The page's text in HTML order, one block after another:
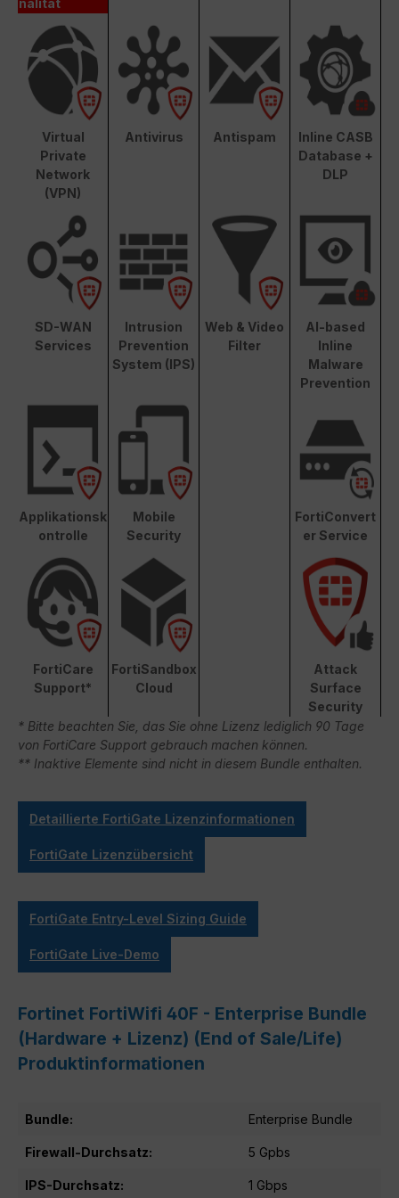
nalität
Virtual
Private
Network
(VPN)
Antivirus Antispam
Inline CASB
Database +
DLP
SD-WAN
Services
Intrusion
Prevention
System (IPS)
Web & Video
Filter
AI-based
Inline
Malware
Prevention
Applikationsk
ontrolle
Mobile
Security
FortiConvert
er Service
FortiCare
Support*
FortiSandbox
Cloud
Attack
Surface
Security
* Bitte beachten Sie, das Sie ohne Lizenz lediglich 90 Tage
von FortiCare Support gebrauch machen können.
** Inaktive Elemente sind nicht in diesem Bundle enthalten.
Detaillierte FortiGate Lizenzinformationen
FortiGate Lizenzübersicht
FortiGate Entry-Level Sizing Guide
FortiGate Live-Demo
Fortinet FortiWifi 40F - Enterprise Bundle
(Hardware + Lizenz) (End of Sale/Life)
Produktinformationen
Bundle: Enterprise Bundle
Firewall-Durchsatz: 5 Gpbs
IPS-Durchsatz: 1 Gbps